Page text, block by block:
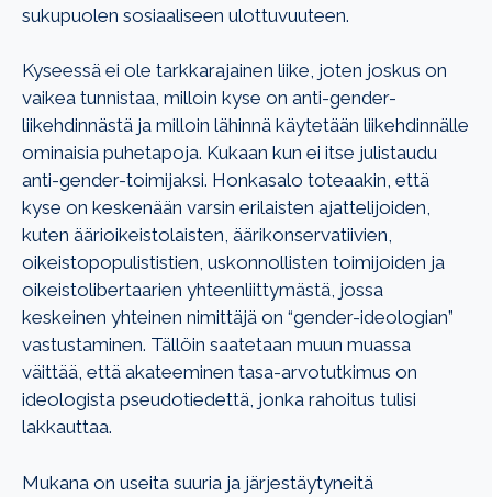
sukupuolen sosiaaliseen ulottuvuuteen.
Kyseessä ei ole tarkkarajainen liike, joten joskus on
vaikea tunnistaa, milloin kyse on anti-gender-
liikehdinnästä ja milloin lähinnä käytetään liikehdinnälle
ominaisia puhetapoja. Kukaan kun ei itse julistaudu
anti-gender-toimijaksi. Honkasalo toteaakin, että
kyse on keskenään varsin erilaisten ajattelijoiden,
kuten äärioikeistolaisten, äärikonservatiivien,
oikeistopopulististien, uskonnollisten toimijoiden ja
oikeistolibertaarien yhteenliittymästä, jossa
keskeinen yhteinen nimittäjä on “gender-ideologian”
vastustaminen. Tällöin saatetaan muun muassa
väittää, että akateeminen tasa-arvotutkimus on
ideologista pseudotiedettä, jonka rahoitus tulisi
lakkauttaa.
Mukana on useita suuria ja järjestäytyneitä